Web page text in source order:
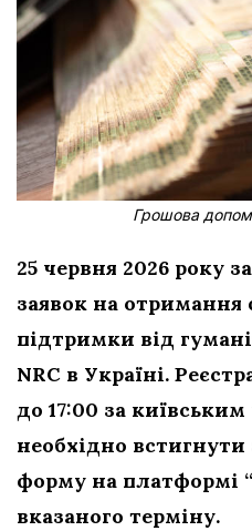
Грошова
25 червня 2026 року
заявок на отримання
підтримки від
NRC в Україні.
до 17:00 за
необхідно
форму на платформі
вказаного терміну.